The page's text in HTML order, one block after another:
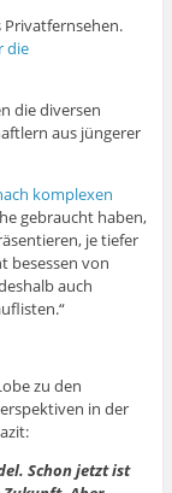
Privatfernsehen.
die
die diversen
aus jüngerer
komplexen
gebraucht haben,
je tiefer
besessen von
auch
zu den
in der
Schon jetzt ist